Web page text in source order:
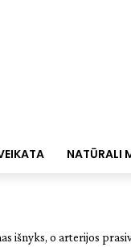
NATŪRALI
išnyks, o arterijos